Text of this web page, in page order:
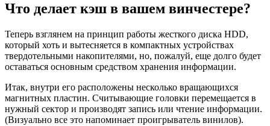
Что делает кэш в вашем винчестере?
Теперь взглянем на принцип работы жесткого диска HDD,
который хоть и вытесняется в компактных устройствах
твердотельными накопителями, но, пожалуй, еще долго будет
оставаться основным средством хранения информации.
Итак, внутри его расположены несколько вращающихся
магнитных пластин. Считывающие головки перемещается в
нужный сектор и производят запись или чтение информации.
(Визуально все это напоминает проигрыватель винилов).